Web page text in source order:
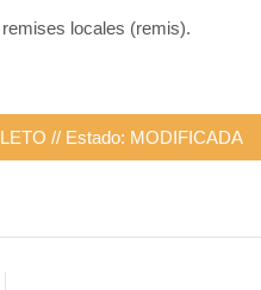
locales (remis).
// Estado: MODIFICADA